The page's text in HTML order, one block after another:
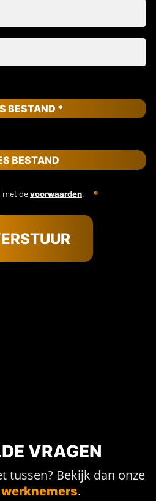
BESTAND *
BESTAND
met devoorwaarden.
VRAGEN
tussen? Bekijk dan onze
werknemers.